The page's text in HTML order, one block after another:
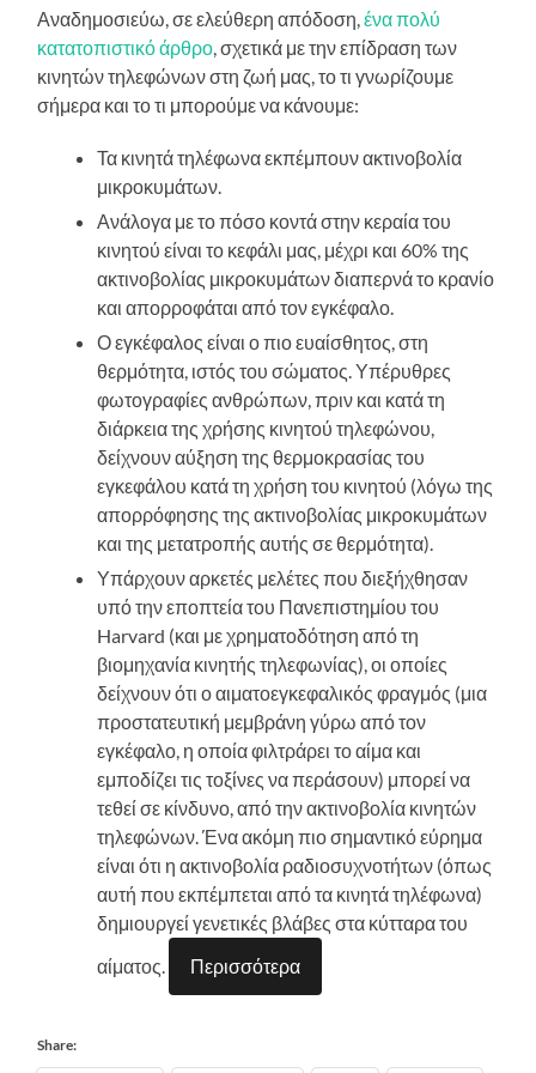
Αναδημοσιεύω, σε ελεύθερη απόδοση,ένα πολύ
κατατοπιστικό άρθρο, σχετικά με την επίδραση των
κινητών τηλεφώνων στη ζωή μας, το τι γνωρίζουμε
σήμερα και το τι μπορούμε να κάνουμε:
Τα κινητά τηλέφωνα εκπέμπουν ακτινοβολία
μικροκυμάτων.
Ανάλογα με το πόσο κοντά στην κεραία του
κινητού είναι το κεφάλι μας, μέχρι και 60% της
ακτινοβολίας μικροκυμάτων διαπερνά το κρανίο
και απορροφάται από τον εγκέφαλο.
Ο εγκέφαλος είναι ο πιο ευαίσθητος, στη
θερμότητα, ιστός του σώματος. Υπέρυθρες
φωτογραφίες ανθρώπων, πριν και κατά τη
διάρκεια της χρήσης κινητού τηλεφώνου,
δείχνουν αύξηση της θερμοκρασίας του
εγκεφάλου κατά τη χρήση του κινητού (λόγω της
απορρόφησης της ακτινοβολίας μικροκυμάτων
και της μετατροπής αυτής σε θερμότητα).
Υπάρχουν αρκετές μελέτες που διεξήχθησαν
υπό την εποπτεία του Πανεπιστημίου του
Harvard (και με χρηματοδότηση από τη
βιομηχανία κινητής τηλεφωνίας), οι οποίες
δείχνουν ότι ο αιματοεγκεφαλικός φραγμός (μια
προστατευτική μεμβράνη γύρω από τον
εγκέφαλο, η οποία φιλτράρει το αίμα και
εμποδίζει τις τοξίνες να περάσουν) μπορεί να
τεθεί σε κίνδυνο, από την ακτινοβολία κινητών
τηλεφώνων. Ένα ακόμη πιο σημαντικό εύρημα
είναι ότι η ακτινοβολία ραδιοσυχνοτήτων (όπως
αυτή που εκπέμπεται από τα κινητά τηλέφωνα)
δημιουργεί γενετικές βλάβες στα κύτταρα του
αίματος.
Περισσότερα
Share: